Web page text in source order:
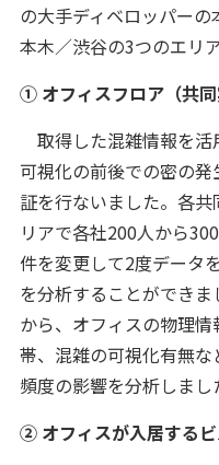
の大手ディベロッパー
本木／渋谷の3つのエリ
① オフィスフロア（共同
取得した混雑情報を活
可視化の前後での密の
証を行ないました。各
リアで各社200人から
件を変更して2度データ
を分析することができ
から、オフィスの物理
帯、混雑の可視化有無
頻度の影響を分析しまし
② オフィスが入居する